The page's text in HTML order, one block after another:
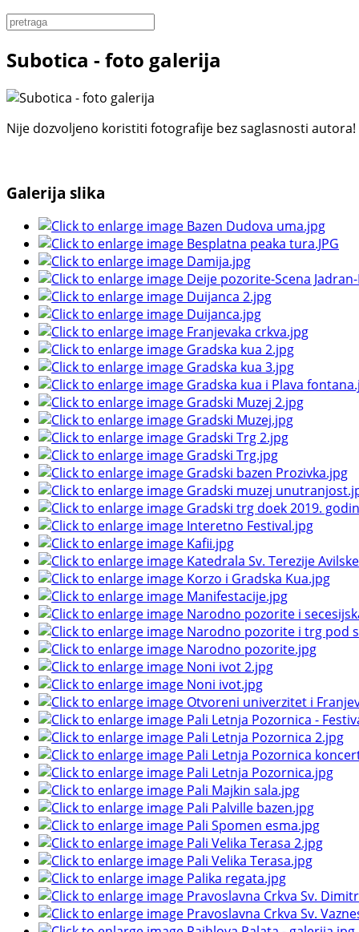
Subotica - foto galerija
Nije dozvoljeno koristiti fotografije bez saglasnosti autora!
Galerija slika